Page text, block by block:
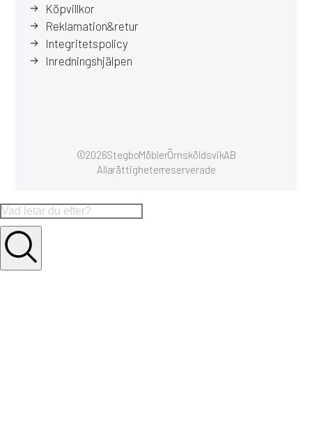
Köpvillkor
Reklamation & retur
Integritetspolicy
Inredningshjälpen
© 2026 Stegbo Möbler Örnsköldsvik AB
Alla rättigheter reserverade